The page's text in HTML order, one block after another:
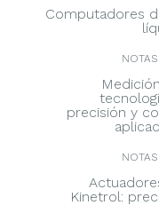
Computadores
precisión y
Kinetrol: